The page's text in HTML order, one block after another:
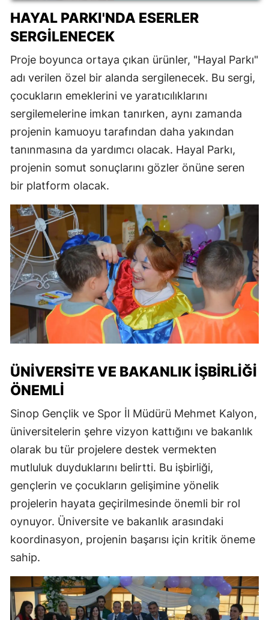
eğitimleri başladı
HAYAL PARKI'NDA ESERLER
SERGILENECEK
Proje boyunca ortaya çıkan ürünler, "Hayal Parkı"
adı verilen özel bir alanda sergilenecek. Bu sergi,
çocukların emeklerini ve yaratıcılıklarını
sergilemelerine imkan tanırken, aynı zamanda
projenin kamuoyu tarafından daha yakından
tanınmasına da yardımcı olacak. Hayal Parkı,
projenin somut sonuçlarını gözler önüne seren
bir platform olacak.
ÜNIVERSITE VE BAKANLIK İŞBIRLIĞI
ÖNEMLI
Sinop Gençlik ve Spor İl Müdürü Mehmet Kalyon,
üniversitelerin şehre vizyon kattığını ve bakanlık
olarak bu tür projelere destek vermekten
mutluluk duyduklarını belirtti. Bu işbirliği,
gençlerin ve çocukların gelişimine yönelik
projelerin hayata geçirilmesinde önemli bir rol
oynuyor. Üniversite ve bakanlık arasındaki
koordinasyon, projenin başarısı için kritik öneme
sahip.